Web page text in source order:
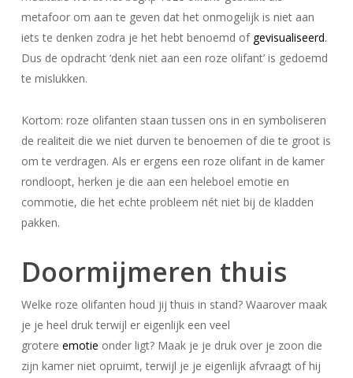
metafoor om aan te geven dat het onmogelijk is niet aan
iets te denken zodra je het hebt benoemd of gevisualiseerd.
Dus de opdracht ‘denk niet aan een roze olifant’ is gedoemd
te mislukken.
Kortom: roze olifanten staan tussen ons in en symboliseren
de realiteit die we niet durven te benoemen of die te groot is
om te verdragen. Als er ergens een roze olifant in de kamer
rondloopt, herken je die aan een heleboel emotie en
commotie, die het echte probleem nét niet bij de kladden
pakken.
Doormijmeren thuis
Welke roze olifanten houd jij thuis in stand? Waarover maak
je je heel druk terwijl er eigenlijk een veel
grotere emotie onder ligt? Maak je je druk over je zoon die
zijn kamer niet opruimt, terwijl je je eigenlijk afvraagt of hij